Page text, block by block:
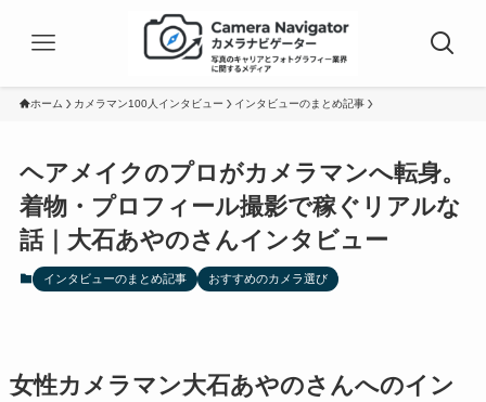
ホーム カメラマン100人インタビュー インタビューのまとめ記事
ヘアメイクのプロがカメラマンへ転身。
着物・プロフィール撮影で稼ぐリアルな
話｜大石あやのさんインタビュー
インタビューのまとめ記事 おすすめのカメラ選び
女性カメラマン大石あやのさんへのイン